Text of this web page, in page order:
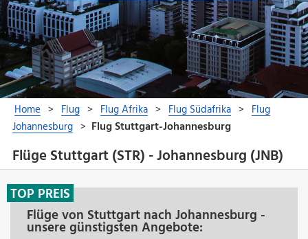
Flüge Stuttgart (STR) - Johannesburg (JNB)
Flüge von Stuttgart nach Johannesburg -
unsere günstigsten Angebote:
TOP PREIS